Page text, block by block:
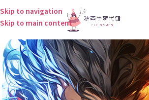
Skip to navigation
Skip to main content